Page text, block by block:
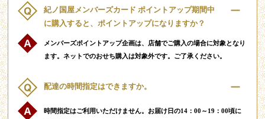
紀ノ国屋メンバーズカード ポイントアップ期間中
に購入すると、ポイントアップになりますか？
メンバーズポイントアップ企画は、店舗でご購入の場合に対象となり
ます。ネットでのおせち購入は対象外です。ご了承ください。
配達の時間指定はできますか。
時間指定はご利用いただけません。お届け日の14：00～19：00頃に